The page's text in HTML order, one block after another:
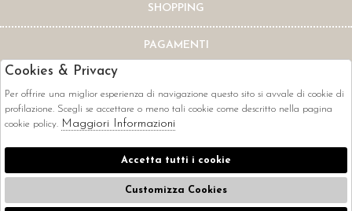
SHOPPING
PAGAMENTI
CORRIERI
Cookies & Privacy
Per offrire una miglior esperienza di navigazione questo sito si avvale di cookie di
profilazione. Scegli se accettare o meno tali cookie come descritto nella pagina
cookie policy. Maggiori Informazioni
Accetta tutti i cookie
Customizza Cookies